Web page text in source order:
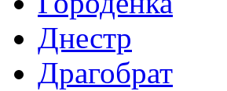
Днестр
Драгобрат